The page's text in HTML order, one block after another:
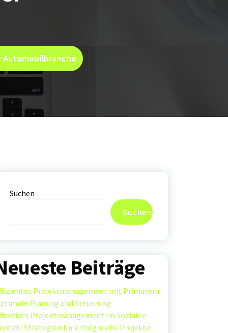
Automobilbranche
Suchen
Suchen
Beiträge
Projektmanagement mit Primavera:
Planung und Steuerung
Projektmanagement im Sozialen
Strategien für erfolgreiche Projekte